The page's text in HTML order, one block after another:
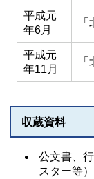
平成元
年6月
平成元
年11月
収蔵資料
公文書、
スター等